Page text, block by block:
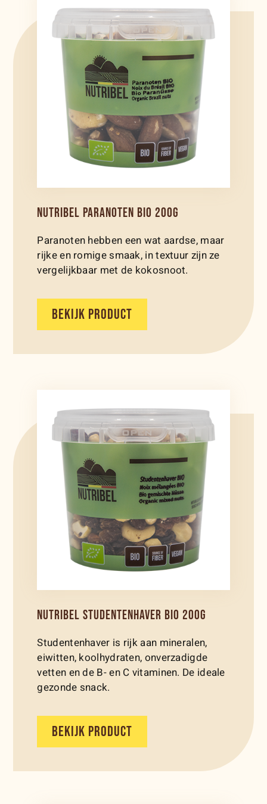
NUTRIBEL PARANOTEN BIO 200G
Paranoten hebben een wat aardse, maar
rijke en romige smaak, in textuur zijn ze
vergelijkbaar met de kokosnoot.
BEKIJK PRODUCT
NUTRIBEL STUDENTENHAVER BIO 200G
Studentenhaver is rijk aan mineralen,
eiwitten, koolhydraten, onverzadigde
vetten en de B- en C vitaminen. De ideale
gezonde snack.
BEKIJK PRODUCT